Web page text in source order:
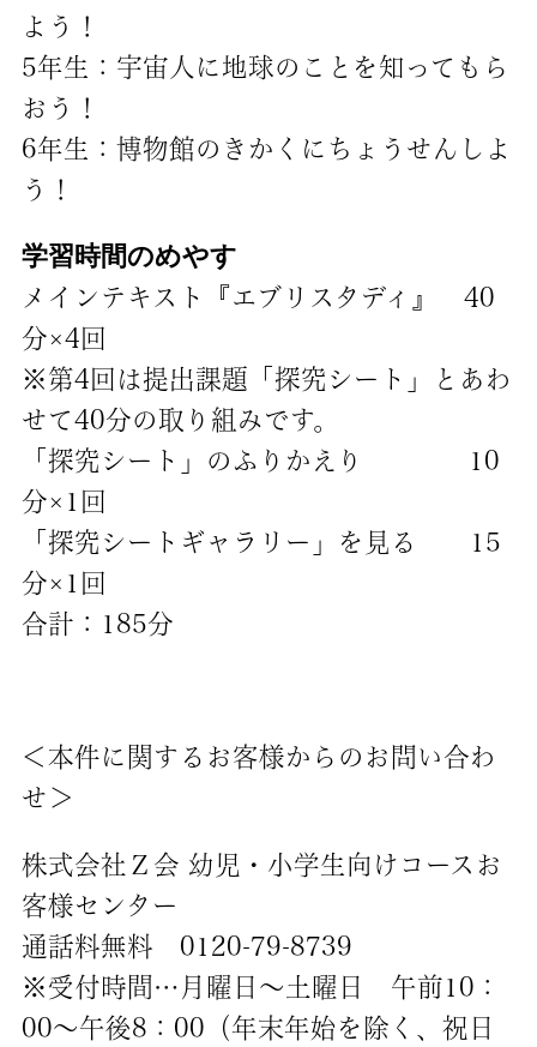
よう！
5年生：宇宙人に地球のことを知ってもら
おう！
6年生：博物館のきかくにちょうせんしよ
う！
学習時間のめやす
メインテキスト『エブリスタディ』 40
分×4回
※第4回は提出課題「探究シート」とあわ
せて40分の取り組みです。
「探究シート」のふりかえり 10
分×1回
「探究シートギャラリー」を見る 15
分×1回
合計：185分
＜本件に関するお客様からのお問い合わ
せ＞
株式会社Ｚ会 幼児・小学生向けコースお
客様センター
通話料無料 0120-79-8739
※受付時間…月曜日〜土曜日 午前10：
00～午後8：00（年末年始を除く、祝日